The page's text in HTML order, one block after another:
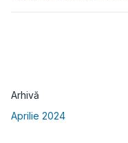
Arhivă
Aprilie 2024